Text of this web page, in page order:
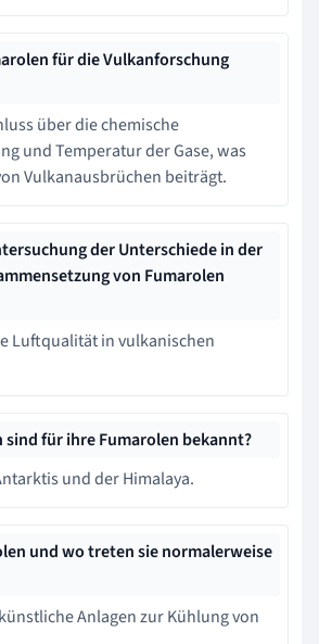
für die Vulkanforschung
über die chemische
und Temperatur der Gase, was
Vulkanausbrüchen beiträgt.
der Unterschiede in der
von Fumarolen
Luftqualität in vulkanischen
sind für ihre Fumarolen bekannt?
und der Himalaya.
und wo treten sie normalerweise
Anlagen zur Kühlung von